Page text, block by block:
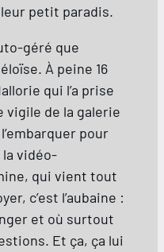
petit paradis.
géré que
À peine 16
qui l’a prise
vigile de la galerie
pour
la vidéo-
qui vient tout
c’est l’aubaine :
et où surtout
Et ça, ça lui